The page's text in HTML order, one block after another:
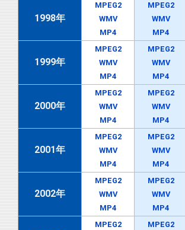
1998年
MPEG2
WMV
MP4
MPEG2
WMV
MP4
1999年
MPEG2
WMV
MP4
MPEG2
WMV
MP4
2000年
MPEG2
WMV
MP4
MPEG2
WMV
MP4
2001年
MPEG2
WMV
MP4
MPEG2
WMV
MP4
2002年
MPEG2
WMV
MP4
MPEG2
WMV
MP4
MPEG2
MPEG2